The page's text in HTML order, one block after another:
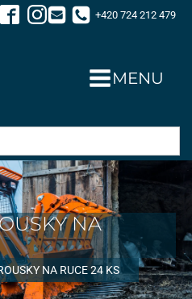
+420 724 212 479
MENU
NA
NA RUCE 24 KS